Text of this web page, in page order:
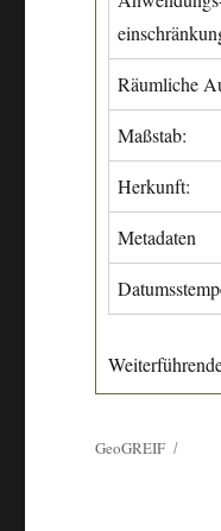
Räumliche
Maßstab:
Herkunft:
Metadaten
GeoGREIF